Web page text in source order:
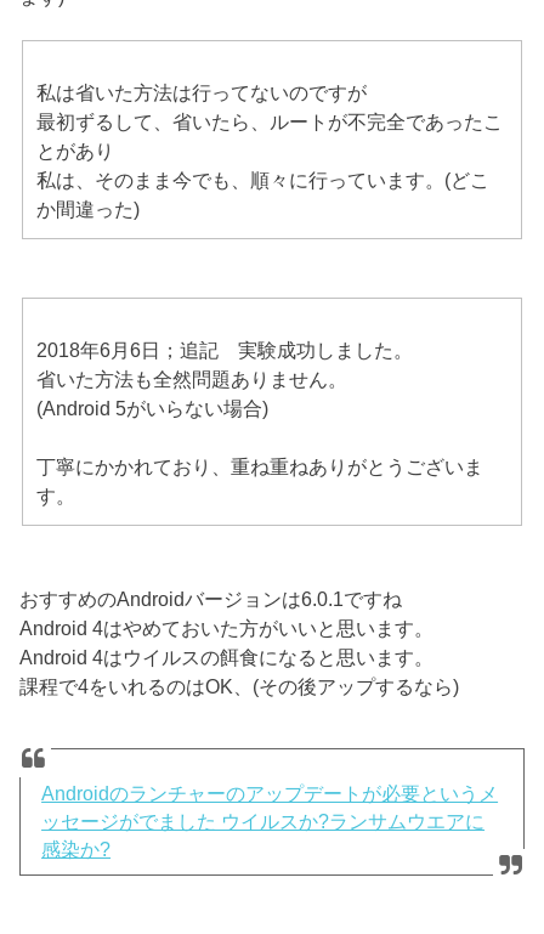
私は省いた方法は行ってないのですが
最初ずるして、省いたら、ルートが不完全であったこ
とがあり
私は、そのまま今でも、順々に行っています。(どこ
か間違った)
2018年6月6日；追記 実験成功しました。
省いた方法も全然問題ありません。
(Android 5がいらない場合)
丁寧にかかれており、重ね重ねありがとうございま
す。
おすすめのAndroidバージョンは6.0.1ですね
Android 4はやめておいた方がいいと思います。
Android 4はウイルスの餌食になると思います。
課程で4をいれるのはOK、(その後アップするなら)
Androidのランチャーのアップデートが必要というメ
ッセージがでました ウイルスか?ランサムウエアに
感染か?